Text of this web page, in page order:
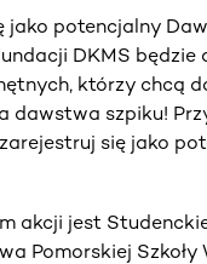
jako potencjalny
DKMS będzie
którzy chcą
dawstwa szpiku!
się jako
akcji jest Studenckie
Pomorskiej Szkoły